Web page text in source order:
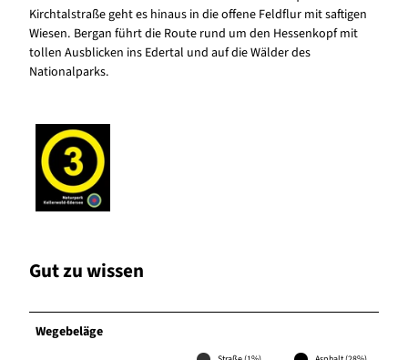
Kirchtalstraße geht es hinaus in die offene Feldflur mit saftigen
Wiesen. Bergan führt die Route rund um den Hessenkopf mit
tollen Ausblicken ins Edertal und auf die Wälder des
Nationalparks.
Gut zu wissen
Wegebeläge